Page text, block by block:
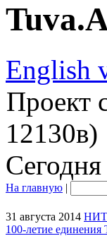
English
Проект
12130в)
Сегодня
На главную |
31 августа 2014 НИТ
100-летие